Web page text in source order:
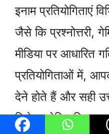
इनाम प्रतियोगिताएं
जैसे कि प्रश्नोत्तरी,
मीडिया पर आधारित
प्रतियोगिताओं में,
देने होते हैं और सही
विजेता घोषित किया